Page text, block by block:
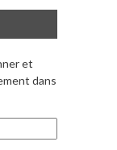
et
dans